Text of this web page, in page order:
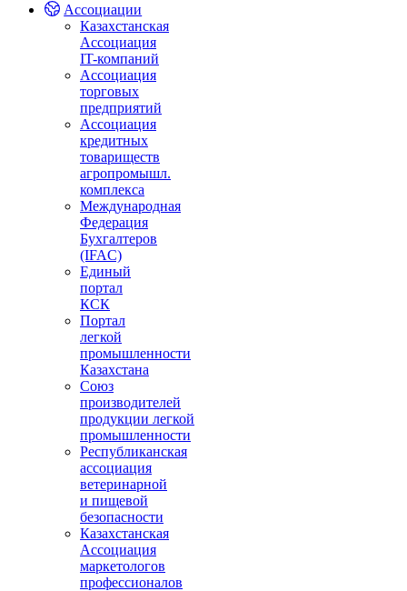
Ассоциации
Казахстанская
Ассоциация
IT-компаний
Ассоциация
торговых
предприятий
Ассоциация
кредитных
товариществ
агропромышл.
комплекса
Международная
Федерация
Бухгалтеров
(IFAC)
Единый
портал
КСК
Портал
легкой
промышленности
Казахстана
Союз
производителей
продукции легкой
промышленности
Республиканская
ассоциация
ветеринарной
и пищевой
безопасности
Казахстанская
Ассоциация
маркетологов
профессионалов